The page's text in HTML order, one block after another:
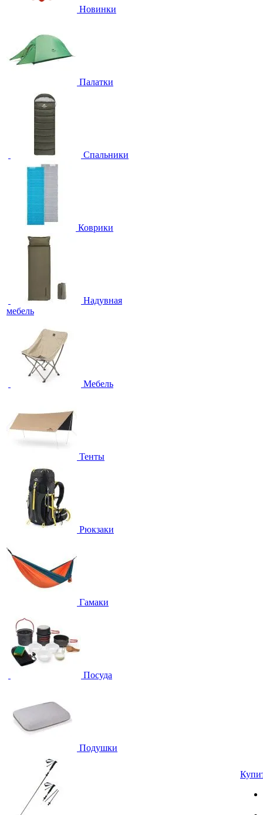
Новинки
Палатки
Спальники
Коврики
Надувная
мебель
Мебель
Тенты
Рюкзаки
Гамаки
Посуда
Подушки